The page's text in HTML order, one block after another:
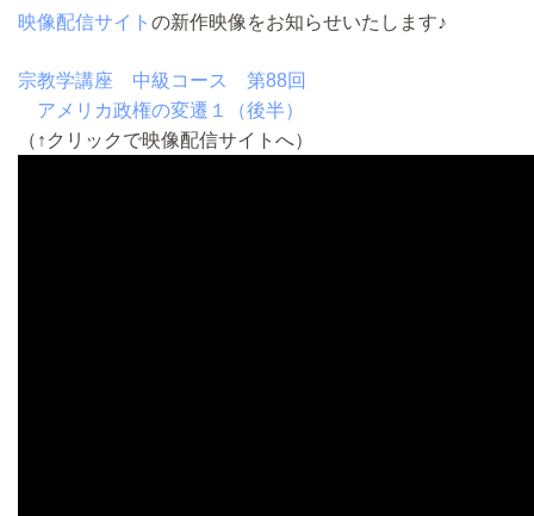
映像配信サイト の新作映像をお知らせいたします♪
宗教学講座 中級コース 第88回
アメリカ政権の変遷１（後半）
（↑クリックで映像配信サイトへ）